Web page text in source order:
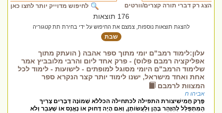
לחיפוש מדוייק יותר לחצו כאן הצג רק דברי תורה קצרים/וורטים
176 תוצאות
להצגת תוצאות נוספות, צמצם את החיפוש על ידי בחירת תת קטגוריה
שבת
עלון:לימוד רמב"ם יומי מתוך ספר אהבה ( הועתק מתוך
אפליקציה רמבם פלוס) - פרק אחד ליום והרבי מלובביץ אמר
שלימוד הרמב"ם היומי מסוגל למופתים - לישועות - לימוד לכל
אחת ואחד מישראל, ישנו לימוד יותר קצר הנקרא ספר
המצוות לרמבם
אביהו ח
פֶּרֶק חֲמִישִׁיצורת התפילה לכתחילה הכללא שְׁמוֹנָה דְּבָרִים צָרִיךְ
הַמִּתְפַּלֵּל לְהִזָּהֵר בָּהֶן וְלַעֲשׂוֹתָן, וְאִם הָיָה דָּחוּק אוֹ נֶאֱנַס אוֹ שֶׁעָבַר וְלֹא